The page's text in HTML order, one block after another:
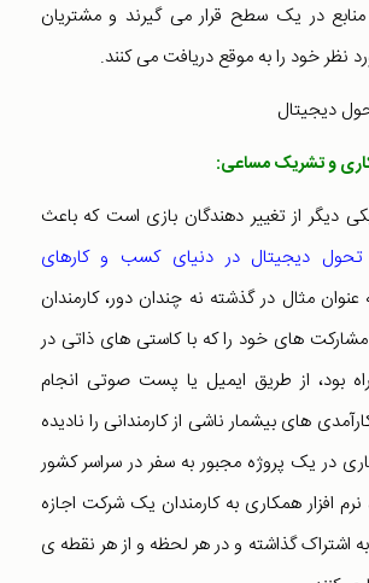
در یک سطح قرار می گیرند و مشتریان
خود را به موقع دریافت می کنند.
دیگر از تغییر دهندگان بازی است که باعث
دیجیتال در دنیای کسب و کارهای
مثال در گذشته نه چندان دور، کارمندان
های خود را که با کاستی های ذاتی در
بود، از طریق ایمیل یا پست صوتی انجام
های بیشمار ناشی از کارمندانی را نادیده
در یک پروژه مجبور به سفر در سراسر کشور
افزار همکاری به کارمندان یک شرکت اجازه
اشتراک گذاشته و در هر لحظه و از هر نقطه ی